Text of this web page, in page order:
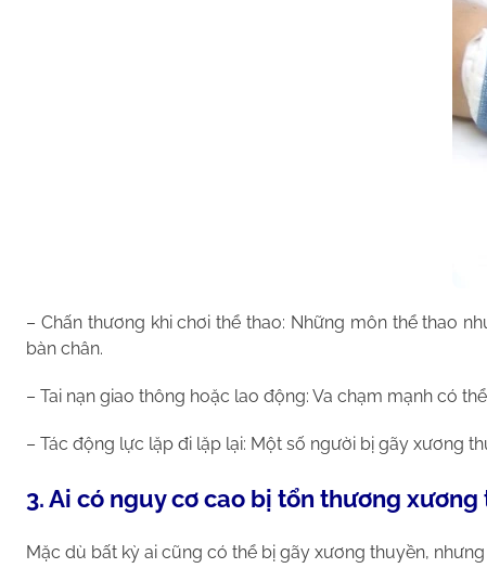
– Chấn thương khi chơi thể thao: Những môn thể thao
bàn chân.
– Tai nạn giao thông hoặc lao động: Va chạm mạnh có
– Tác động lực lặp đi lặp lại: Một số người bị gãy xương
3. Ai có nguy cơ cao bị tổn thương xương
Mặc dù bất kỳ ai cũng có thể bị gãy xương thuyền,